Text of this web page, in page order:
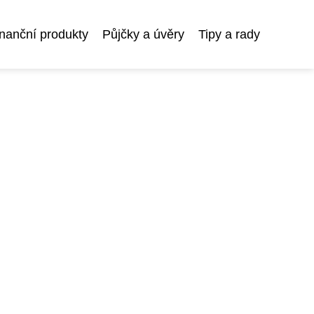
produkty Půjčky a úvěry Tipy a rady